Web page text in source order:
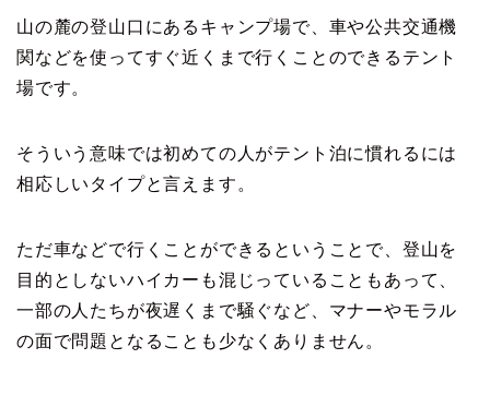
山の麓の登山口にあるキャンプ場で、車や公共交通機
関などを使ってすぐ近くまで行くことのできるテント
場です。
そういう意味では初めての人がテント泊に慣れるには
相応しいタイプと言えます。
ただ車などで行くことができるということで、登山を
目的としないハイカーも混じっていることもあって、
一部の人たちが夜遅くまで騒ぐなど、マナーやモラル
の面で問題となることも少なくありません。